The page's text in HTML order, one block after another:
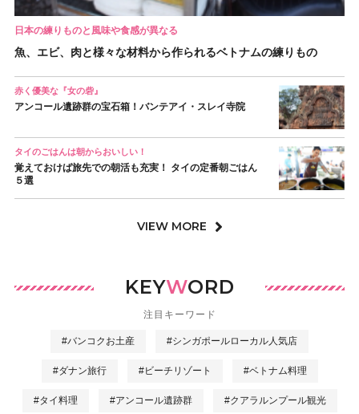
日本の練りものと風味や食感が異なる
魚、エビ、肉と様々な材料から作られるベトナムの練りもの
赤く優美な『女の砦』
アンコール遺跡群の宝石箱！バンテアイ・スレイ寺院
タイのごはんは朝からおいしい！
覚えておけば旅先での朝活も充実！ タイの定番朝ごはん
５選
VIEW MORE
KEYWORD
注目キーワード
#バンコクお土産 #シンガポールローカル人気店
#ダナン旅行 #ビーチリゾート #ベトナム料理
#タイ料理 #アンコール遺跡群 #クアラルンプール観光